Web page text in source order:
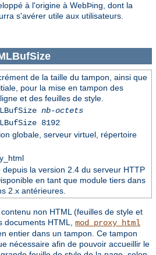
à l'origine à WebÞing, dont la
s'avérer utile aux utilisateurs.
de la taille du tampon, ainsi que
pour la mise en tampon des
et des feuilles de style.
nb-octets
8192
globale, serveur virtuel, répertoire
depuis la version 2.4 du serveur HTTP
en tant que module tiers dans
2.x antérieures.
non HTML (feuilles de style et
documents HTML, mod_proxy_html
entier dans un tampon. Ce tampon
nécessaire afin de pouvoir accueillir le